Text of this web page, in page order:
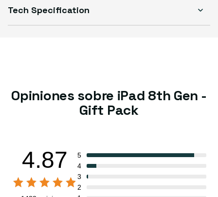
Tech Specification
Opiniones sobre iPad 8th Gen -
Gift Pack
4.87
5
4
3
2